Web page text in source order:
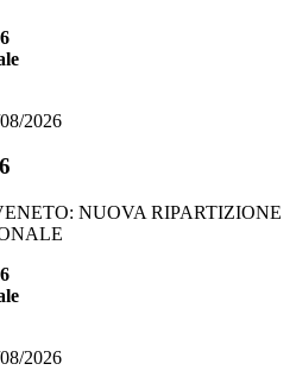
2026
NUOVA RIPARTIZIONE
2026